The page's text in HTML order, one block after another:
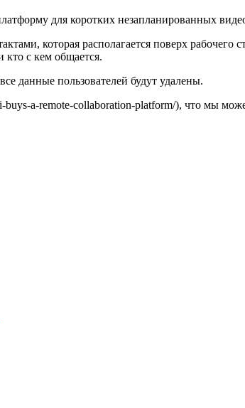
для коротких незапланированных
которая располагается поверх
кто с кем общается.
данные пользователей будут удалены.
buys-a-remote-collaboration-platform/), что мы